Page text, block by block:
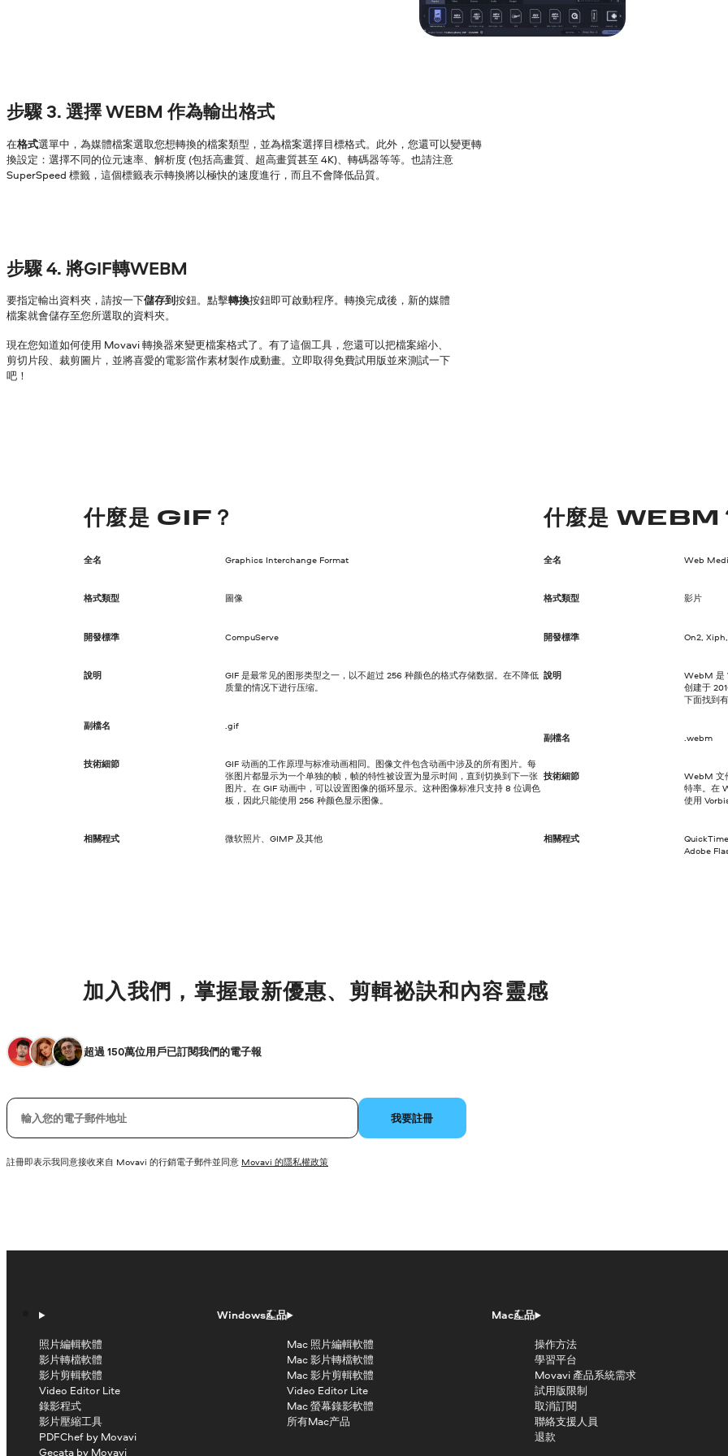
步驟 3. 選擇 WEBM 作為輸出格式
在格式選單中，為媒體檔案選取您想轉換的檔案類型，並為檔案選擇目標格式。此外，您還可以變更轉
換設定：選擇不同的位元速率、解析度 (包括高畫質、超高畫質甚至 4K)、轉碼器等等。也請注意
SuperSpeed 標籤，這個標籤表示轉換將以極快的速度進行，而且不會降低品質。
步驟 4. 將GIF轉WEBM
要指定輸出資料夾，請按一下儲存到按鈕。點擊轉換按鈕即可啟動程序。轉換完成後，新的媒體
檔案就會儲存至您所選取的資料夾。
現在您知道如何使用 Movavi 轉換器來變更檔案格式了。有了這個工具，您還可以把檔案縮小、
剪切片段、裁剪圖片，並將喜愛的電影當作素材製作成動畫。立即取得免費試用版並來測試一下
吧！
什麼是 GIF？
全名 Graphics Interchange Format
格式類型 圖像
開發標準 CompuServe
說明
GIF 是最常见的图形类型之一，以不超过 256 种颜色的格式存储数据。在不降低
质量的情况下进行压缩。
副檔名 .gif
技術細節
GIF 动画的工作原理与标准动画相同。图像文件包含动画中涉及的所有图片。每
张图片都显示为一个单独的帧，帧的特性被设置为显示时间，直到切换到下一张
图片。在 GIF 动画中，可以设置图像的循环显示。这种图像标准只支持 8 位调色
板，因此只能使用 256 种颜色显示图像。
相關程式 微软照片、GIMP 及其他
什麼是 WEBM
全名 Web
格式類型 影片
開發標準 On2,
說明
WebM 是
创建于
下面找到
副檔名 .webm
技術細節
WebM 文
特率。在
使用
相關程式
Adobe
加入我們，掌握最新優惠、剪輯祕訣和內容靈感
超過 150萬位用戶已訂閱我們的電子報
您的電子郵件 我要註冊
註冊即表示我同意接收來自 Movavi 的行銷電子郵件並同意 Movavi 的隱私權政策
Windows產品
照片編輯軟體
影片轉檔軟體
影片剪輯軟體
Video Editor Lite
錄影程式
影片壓縮工具
PDFChef by Movavi
Gecata by Movavi
Mac產品
Mac 照片編輯軟體
Mac 影片轉檔軟體
Mac 影片剪輯軟體
Video Editor Lite
Mac 螢幕錄影軟體
所有Mac产品
操作方法
學習平台
Movavi 產品系統需求
試用版限制
取消訂閱
聯絡支援人員
退款